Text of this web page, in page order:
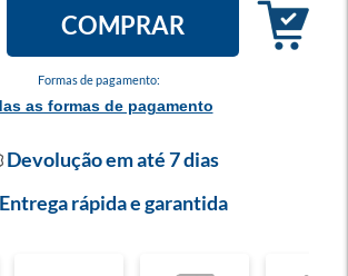
Formas de pagamento:
as formas de pagamento
COMPRAR
Devolução em até 7 dias
Entrega rápida e garantida